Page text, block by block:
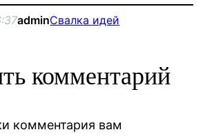
adminСвалка идей
комментарий
комментария вам